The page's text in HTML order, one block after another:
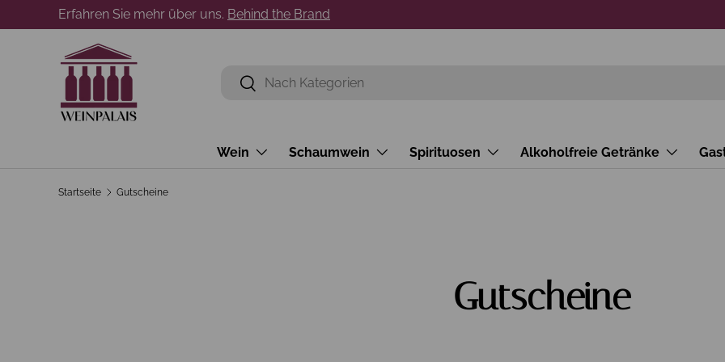
Direkt zum Inhalt
Erfahren Sie mehr über uns. Behind the Brand
Suchen
Suchen
Wein Schaumwein Spirituosen Alkoholfreie Getränke
Startseite Gutscheine
Gutscheine